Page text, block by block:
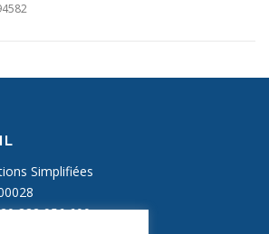
Simplifiées
882 956 600